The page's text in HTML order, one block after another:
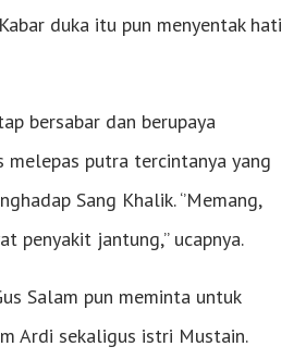
duka itu pun menyentak hati
bersabar dan berupaya
melepas putra tercintanya yang
Sang Khalik. ‘’Memang,
penyakit jantung,’’ ucapnya.
Salam pun meminta untuk
Ardi sekaligus istri Mustain.